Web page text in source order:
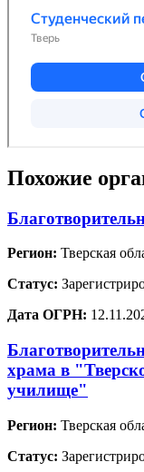
Похожие
Регион: Тверская
Статус:
Дата ОГРН:
храма в
училище"
Регион: Тверская
Статус: